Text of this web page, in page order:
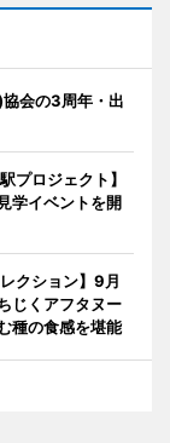
協会の3周年・出
プロジェクト】
学イベントを開
クション】9月
じくアフタヌー
種の食感を堪能